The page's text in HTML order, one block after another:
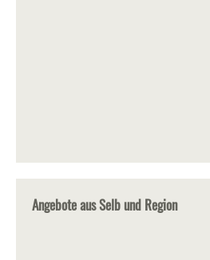
Angebote aus Selb und Region